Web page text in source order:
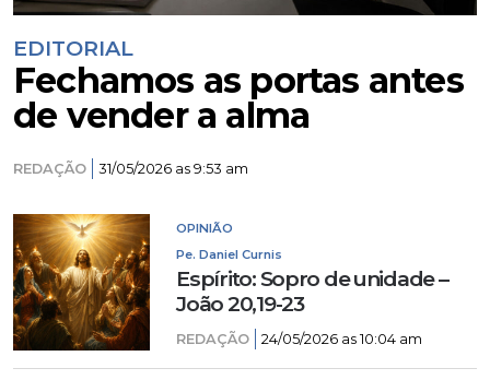
EDITORIAL
Fechamos as portas antes
de vender a alma
REDAÇÃO 31/05/2026 as 9:53 am
OPINIÃO
Pe. Daniel Curnis
Espírito: Sopro de unidade –
João 20,19-23
REDAÇÃO 24/05/2026 as 10:04 am